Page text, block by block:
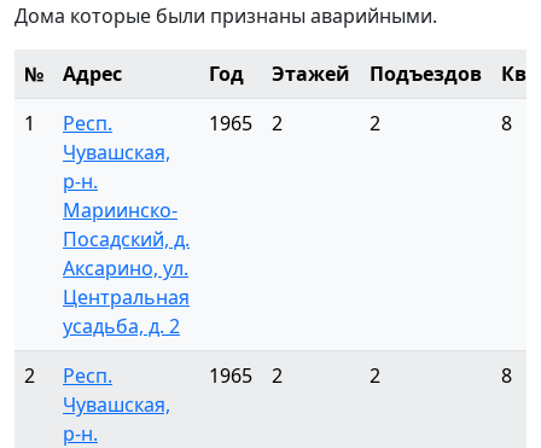
Дома которые были признаны аварийными.
№ Адрес Год Этажей Подъездов
1
Респ.
Чувашская,
р-н.
Мариинско-
Посадский, д.
Аксарино, ул.
Центральная
усадьба, д. 2
1965 2 2 8
2
Респ.
Чувашская,
р-н.
1965 2 2 8